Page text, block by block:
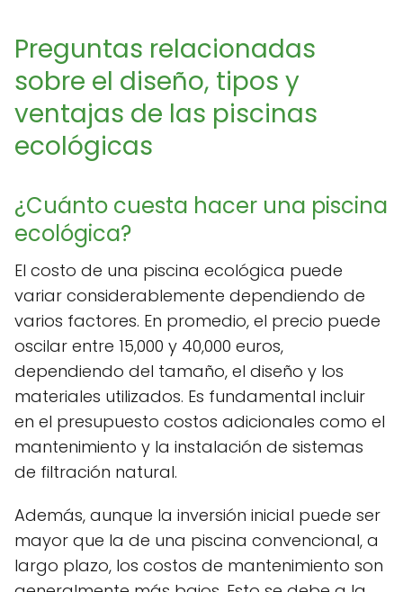
Preguntas relacionadas
sobre el diseño, tipos y
ventajas de las piscinas
ecológicas
¿Cuánto cuesta hacer una piscina
ecológica?
El costo de una piscina ecológica puede
variar considerablemente dependiendo de
varios factores. En promedio, el precio puede
oscilar entre 15,000 y 40,000 euros,
dependiendo del tamaño, el diseño y los
materiales utilizados. Es fundamental incluir
en el presupuesto costos adicionales como el
mantenimiento y la instalación de sistemas
de filtración natural.
Además, aunque la inversión inicial puede ser
mayor que la de una piscina convencional, a
largo plazo, los costos de mantenimiento son